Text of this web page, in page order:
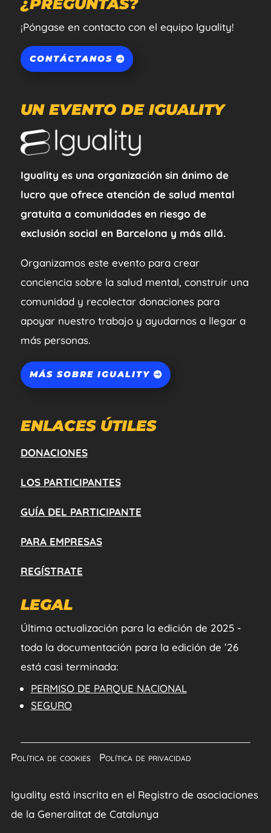
¿PREGUNTAS?
¡Póngase en contacto con el equipo Iguality!
CONTÁCTANOS
UN EVENTO DE IGUALITY
Iguality es una organización sin ánimo de
lucro que ofrece atención de salud mental
gratuita a comunidades en riesgo de
exclusión social en Barcelona y más allá.
Organizamos este evento para crear
conciencia sobre la salud mental, construir una
comunidad y recolectar donaciones para
apoyar nuestro trabajo y ayudarnos a llegar a
más personas.
MÁS SOBRE IGUALITY
ENLACES ÚTILES
DONACIONES
LOS PARTICIPANTES
GUÍA DEL PARTICIPANTE
PARA EMPRESAS
REGÍSTRATE
LEGAL
Última actualización para la edición de 2025 -
toda la documentación para la edición de ’26
está casi terminada:
PERMISO DE PARQUE NACIONAL
SEGURO
Política de cookies| Política de privacidad
Iguality está inscrita en el Registro de asociaciones
de la Generalitat de Catalunya